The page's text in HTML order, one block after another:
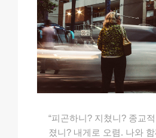
“피곤하니? 지쳤니? 종교
졌니? 내게로 오렴. 나와